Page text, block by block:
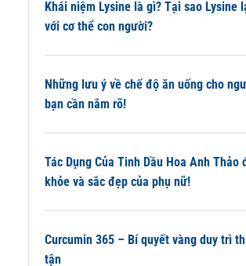
Khái niệm Lysine là gì? Tại sao Lysine
với cơ thể con người?
Những lưu ý về chế độ ăn uống cho
bạn cần nắm rõ!
Tác Dụng Của Tinh Dầu Hoa Anh Thảo
khỏe và sắc đẹp của phụ nữ!
Curcumin 365 – Bí quyết vàng duy trì
tận